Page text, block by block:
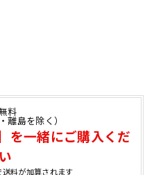
料
離島を除く）
を一緒にご購入くだ
料が加算されます